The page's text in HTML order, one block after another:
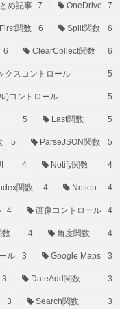
め記事 7 OneDrive 7
関数 6 Split関数 6
6 ClearCollect関数 6
クスコントロール 5
)コントロール 5
5 Last関数 5
5 ParseJSON関数 5
4 Notify関数 4
関数 4 Notion 4
4 画像コントロール 4
数 4 角度関数 4
ル 3 Google Maps 3
3 DateAdd関数 3
3 Search関数 3